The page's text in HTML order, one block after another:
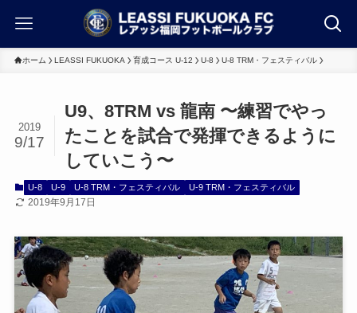
ホーム LEASSI FUKUOKA 育成コース U-12 U-8 U-8 TRM・フェスティバル
U9、8TRM vs 龍南 〜練習でやっ
たことを試合で発揮できるように
していこう〜
2019
9/17
U-8 U-9 U-8 TRM・フェスティバル U-9 TRM・フェスティバル
2019年9月17日